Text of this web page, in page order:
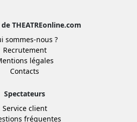
THEATREonline.com
sommes-nous ?
Recrutement
légales
Contacts
Spectateurs
Service client
fréquentes